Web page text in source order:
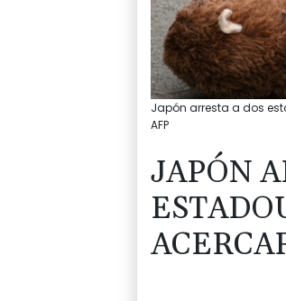
Japón arresta a dos
AFP
JAPÓN